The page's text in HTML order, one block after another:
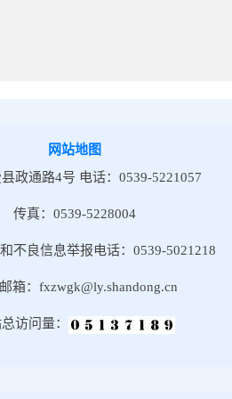
网站地图
政通路4号 电话：0539-5221057
传真：0539-5228004
不良信息举报电话：0539-5021218
箱：fxzwgk@ly.shandong.cn
访问量：